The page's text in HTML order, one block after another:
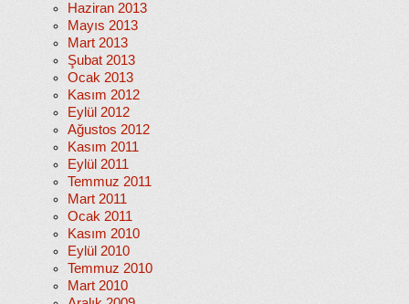
Haziran 2013
Mayıs 2013
Mart 2013
Şubat 2013
Ocak 2013
Kasım 2012
Eylül 2012
Ağustos 2012
Kasım 2011
Eylül 2011
Temmuz 2011
Mart 2011
Ocak 2011
Kasım 2010
Eylül 2010
Temmuz 2010
Mart 2010